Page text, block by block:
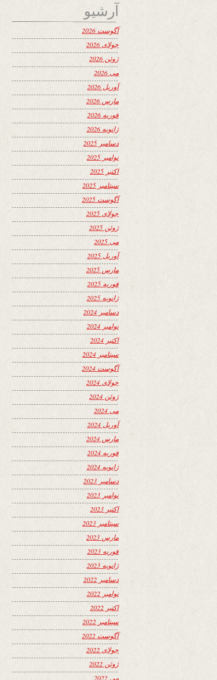
آرشیو
آگوست 2026
جولای 2026
ژوئن 2026
می 2026
آوریل 2026
مارس 2026
فوریه 2026
ژانویه 2026
دسامبر 2025
نوامبر 2025
اکتبر 2025
سپتامبر 2025
آگوست 2025
جولای 2025
ژوئن 2025
می 2025
آوریل 2025
مارس 2025
فوریه 2025
ژانویه 2025
دسامبر 2024
نوامبر 2024
اکتبر 2024
سپتامبر 2024
آگوست 2024
جولای 2024
ژوئن 2024
می 2024
آوریل 2024
مارس 2024
فوریه 2024
ژانویه 2024
دسامبر 2023
نوامبر 2023
اکتبر 2023
سپتامبر 2023
مارس 2023
فوریه 2023
ژانویه 2023
دسامبر 2022
نوامبر 2022
اکتبر 2022
سپتامبر 2022
آگوست 2022
جولای 2022
ژوئن 2022
می 2022